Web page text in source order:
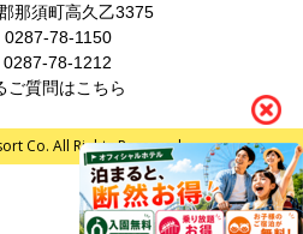
那須町高久乙3375
0287-78-1150
0287-78-1212
ご質問はこちら
Co. All Rights Reserved.